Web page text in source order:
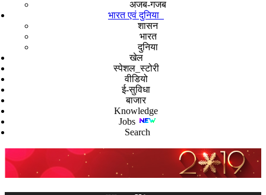
अजब-गजब
भारत एवं दुनिया
शासन
भारत
दुनिया
खेल
स्पेशल_स्टोरी
वीडियो
ई-सुविधा
बाजार
Knowledge
Jobs
Search